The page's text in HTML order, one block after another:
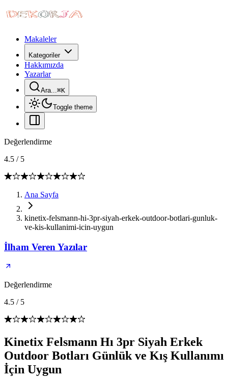
Makaleler
Kategoriler
Hakkımızda
Yazarlar
Ara...⌘K
Toggle theme
Değerlendirme
4.5 / 5
Ana Sayfa
kinetix-felsmann-hi-3pr-siyah-erkek-outdoor-botlari-gunluk-
ve-kis-kullanimi-icin-uygun
İlham Veren Yazılar
Değerlendirme
4.5 / 5
Kinetix Felsmann Hı 3pr Siyah Erkek
Outdoor Botları Günlük ve Kış Kullanımı
İçin Uygun